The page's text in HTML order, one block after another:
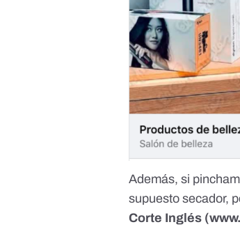
Además, si
supuesto secador,
Corte Inglés (